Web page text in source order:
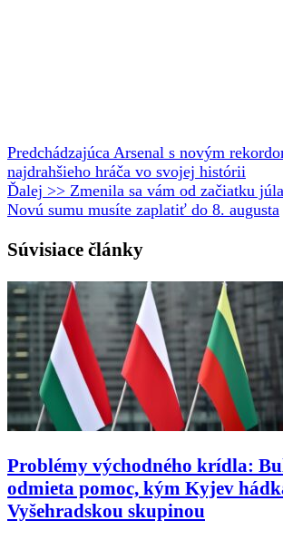
Predchádzajúca Arsenal s novým
najdrahšieho hráča vo svojej histórii
Ďalej >> Zmenila sa vám od začiatku
Novú sumu musíte zaplatiť do 8. augusta
Súvisiace články
Problémy východného krídla:
odmieta pomoc, kým Kyjev
Vyšehradskou skupinou